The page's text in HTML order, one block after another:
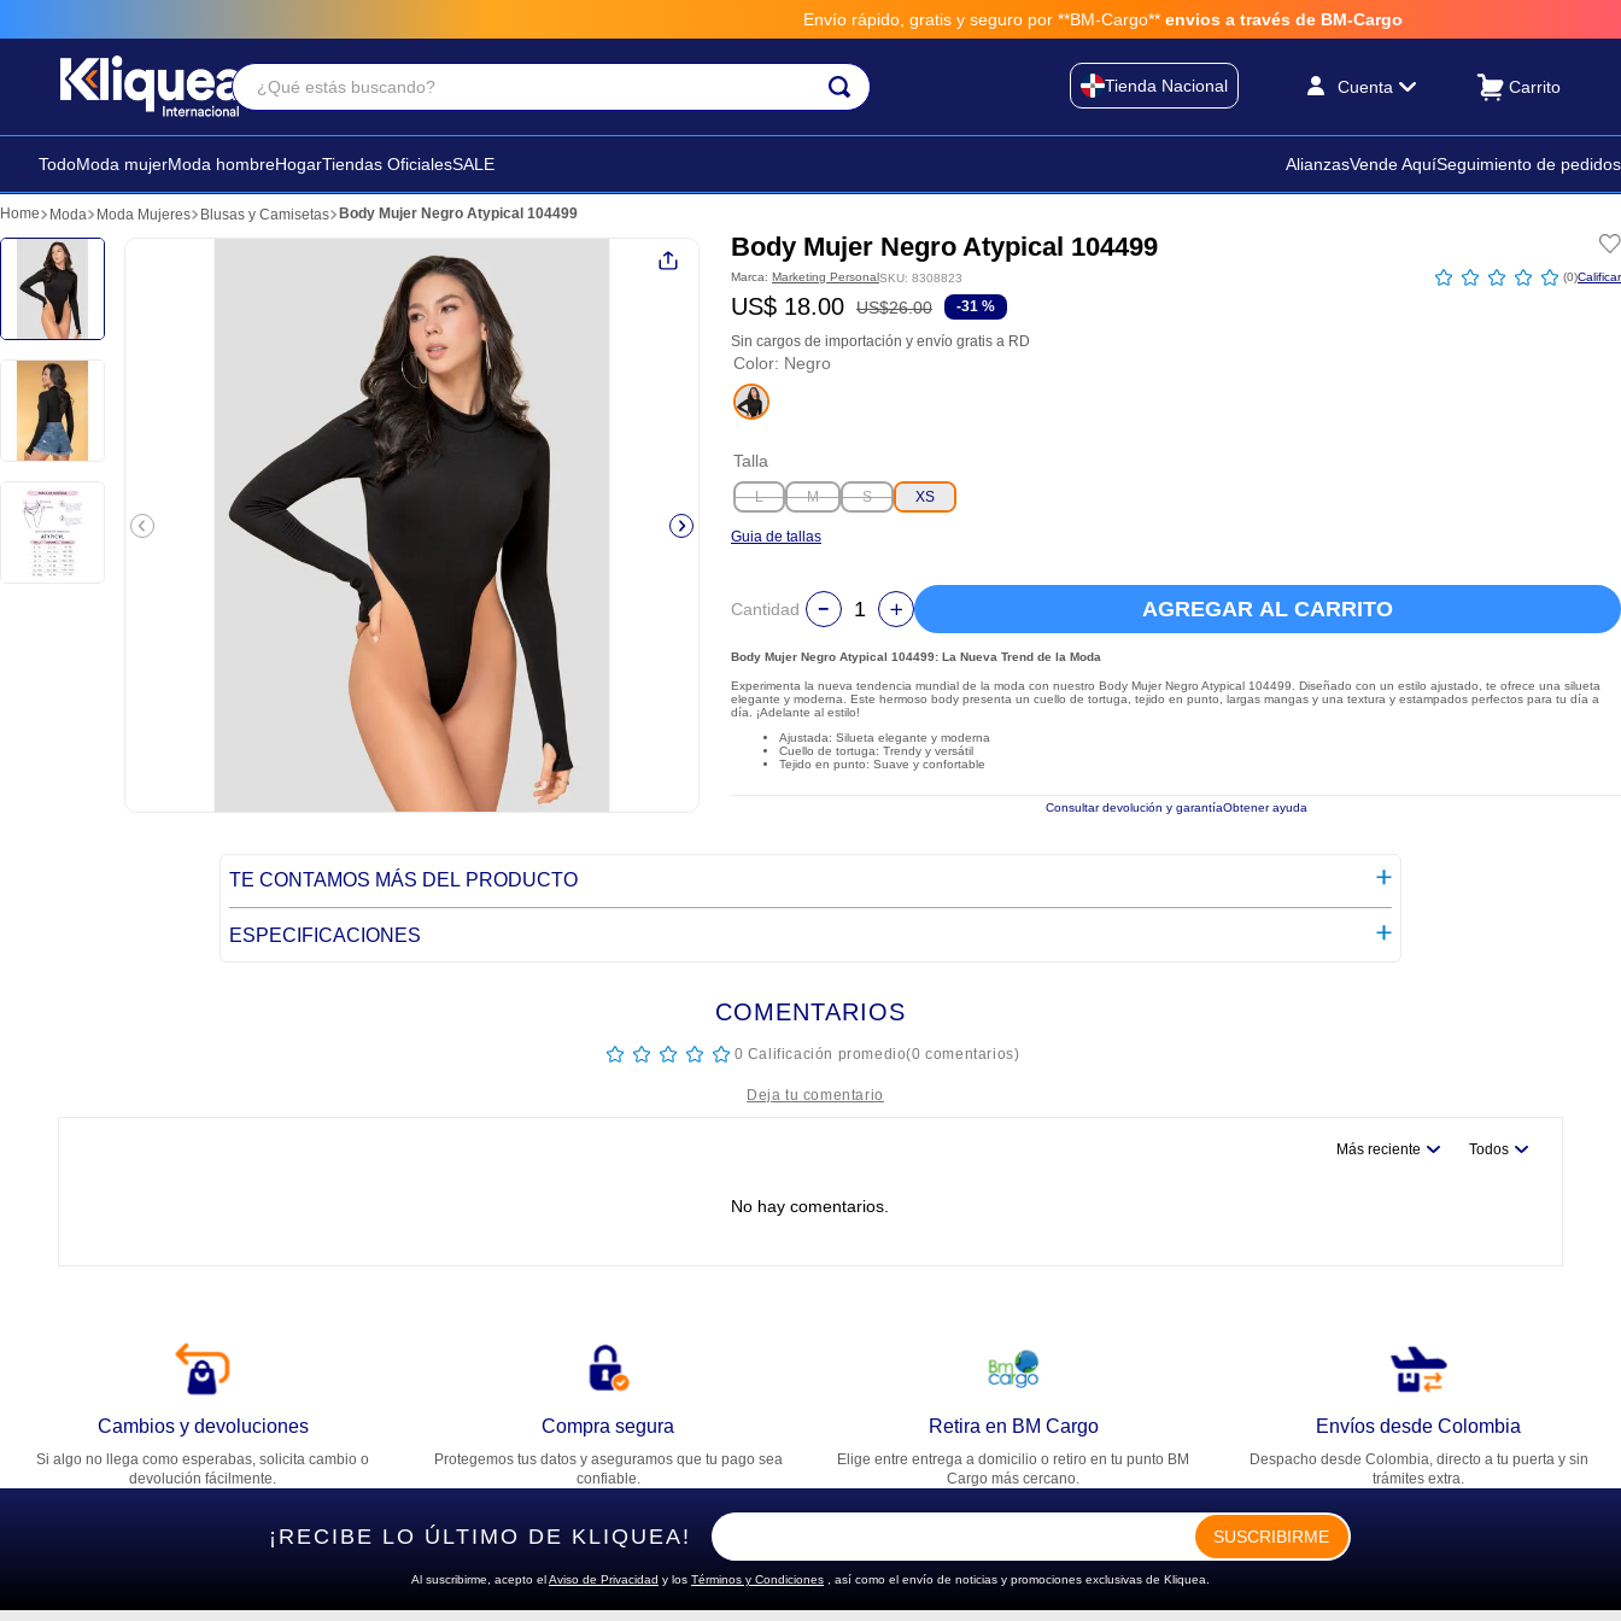
Envío rápido, gratis y seguro por **BM-Cargo** envios a través de BM-Cargo
¿Qué estás buscando?
Tienda Nacional Cuenta
TodoModa mujerModa hombreHogarTiendas OficialesSALE AlianzasVende AquíSeguimiento de pedidos
Moda Moda Mujeres Blusas y Camisetas Body Mujer Negro Atypical 104499
Body Mujer Negro Atypical 104499
Marca: Marketing PersonalSKU: 8308823 ☆ ☆ ☆ ☆ ☆ (0)
US$ 18.00 US$26.00 -31 %
Sin cargos de importación y envío gratis a RD
Color: Negro
Talla
L M S XS
Guia de tallas
Cantidad AGREGAR AL CARRITO
Body Mujer Negro Atypical 104499: La Nueva Trend de la Moda
Experimenta la nueva tendencia mundial de la moda con nuestro Body Mujer Negro Atypical 104499. Diseñado con un estilo ajustado, te ofrece una silueta
elegante y moderna. Este hermoso body presenta un cuello de tortuga, tejido en punto, largas mangas y una textura y estampados perfectos para tu día a
día. ¡Adelante al estilo!
Ajustada: Silueta elegante y moderna
Cuello de tortuga: Trendy y versátil
Tejido en punto: Suave y confortable
Consultar devolución y garantíaObtener ayuda
TE CONTAMOS MÁS DEL PRODUCTO
ESPECIFICACIONES
COMENTARIOS
☆ ☆ ☆ ☆ ☆ 0 Calificación promedio(0 comentarios)
Dirección de email
Escribe un comentario
Más reciente Todos
No hay comentarios.
Cambios y devoluciones
Si algo no llega como esperabas, solicita cambio o
devolución fácilmente.
Compra segura
Protegemos tus datos y aseguramos que tu pago sea
confiable.
Retira en BM Cargo
Elige entre entrega a domicilio o retiro en tu punto BM
Cargo más cercano.
Envíos desde Colombia
Despacho desde Colombia, directo a tu puerta y sin
trámites extra.
¡RECIBE LO ÚLTIMO DE KLIQUEA! SUSCRIBIRME
Al suscribirme, acepto elAviso de Privacidad y los Términos y Condiciones , así como el envío de noticias y promociones exclusivas de Kliquea.
Términos Más Buscados
2. futbol